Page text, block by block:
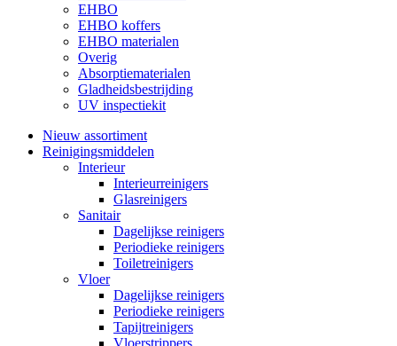
EHBO
EHBO koffers
EHBO materialen
Overig
Absorptiematerialen
Gladheidsbestrijding
UV inspectiekit
Nieuw assortiment
Reinigingsmiddelen
Interieur
Interieurreinigers
Glasreinigers
Sanitair
Dagelijkse reinigers
Periodieke reinigers
Toiletreinigers
Vloer
Dagelijkse reinigers
Periodieke reinigers
Tapijtreinigers
Vloerstrippers